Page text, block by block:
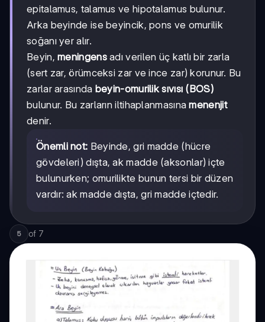
epitalamus, talamus ve hipotalamus bulunur.
Arka beyinde ise beyincik, pons ve omurilik
soğanı yer alır.
Beyin,meningensadı verilen üç katlı bir zarla
(sert zar, örümceksi zar ve ince zar) korunur. Bu
zarlar arasında beyin-omurilik sıvısı (BOS)
bulunur. Bu zarların iltihaplanmasınamenenjit
denir.
Önemli not: Beyinde, gri madde (hücre
gövdeleri) dışta, ak madde (aksonlar) içte
bulunurken; omurilikte bunun tersi bir düzen
vardır: ak madde dışta, gri madde içtedir.
5 of 7